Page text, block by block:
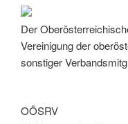
Der
Vereinigung der
sonstiger
OÖSRV